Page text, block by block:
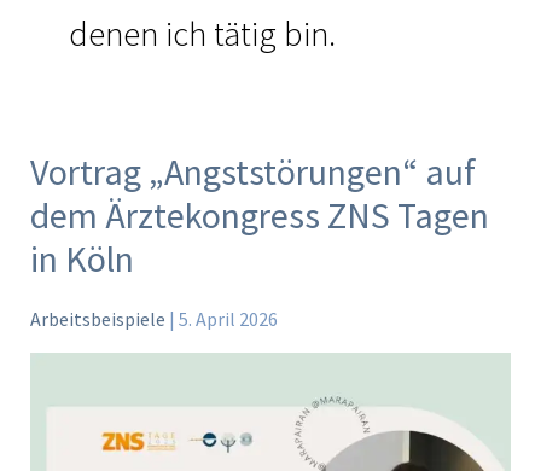
denen ich tätig bin.
Vortrag „Angststörungen“ auf
dem Ärztekongress ZNS Tagen
in Köln
Arbeitsbeispiele | 5. April 2026
Vortrag
„Angststörungen“
auf
dem
ZNS
Tagen